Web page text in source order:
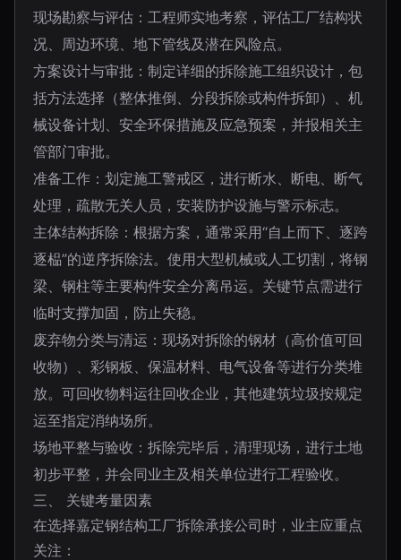
现场勘察与评估：工程师实地考察，评估工厂结构状
况、周边环境、地下管线及潜在风险点。
方案设计与审批：制定详细的拆除施工组织设计，包
括方法选择（整体推倒、分段拆除或构件拆卸）、机
械设备计划、安全环保措施及应急预案，并报相关主
管部门审批。
准备工作：划定施工警戒区，进行断水、断电、断气
处理，疏散无关人员，安装防护设施与警示标志。
主体结构拆除：根据方案，通常采用“自上而下、逐跨
逐榀”的逆序拆除法。使用大型机械或人工切割，将钢
梁、钢柱等主要构件安全分离吊运。关键节点需进行
临时支撑加固，防止失稳。
废弃物分类与清运：现场对拆除的钢材（高价值可回
收物）、彩钢板、保温材料、电气设备等进行分类堆
放。可回收物料运往回收企业，其他建筑垃圾按规定
运至指定消纳场所。
场地平整与验收：拆除完毕后，清理现场，进行土地
初步平整，并会同业主及相关单位进行工程验收。
三、 关键考量因素
在选择嘉定钢结构工厂拆除承接公司时，业主应重点
关注：